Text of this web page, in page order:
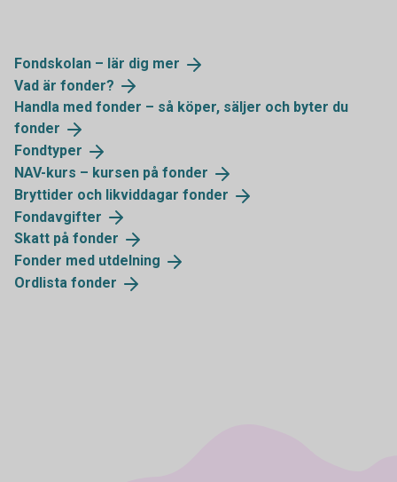
Fondskolan – lär dig mer
Vad är fonder?
Handla med fonder – så köper, säljer och byter du
fonder
Fondtyper
NAV-kurs – kursen på fonder
Bryttider och likviddagar fonder
Fondavgifter
Skatt på fonder
Fonder med utdelning
Ordlista fonder